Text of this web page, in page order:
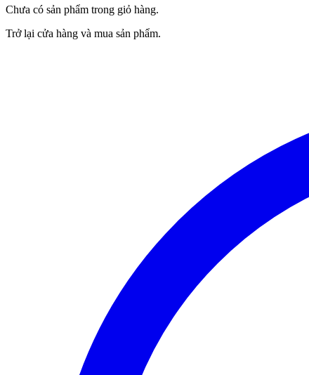
Chưa có sản phẩm trong giỏ hàng.
Trở lại cửa hàng và mua sản phẩm.